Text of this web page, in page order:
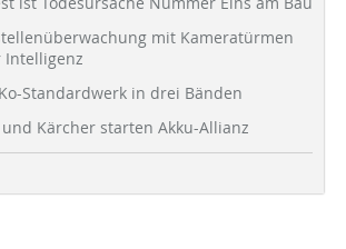
mit Kameratürmen
Intelligenz
Standardwerk in drei Bänden
Kärcher starten Akku-Allianz